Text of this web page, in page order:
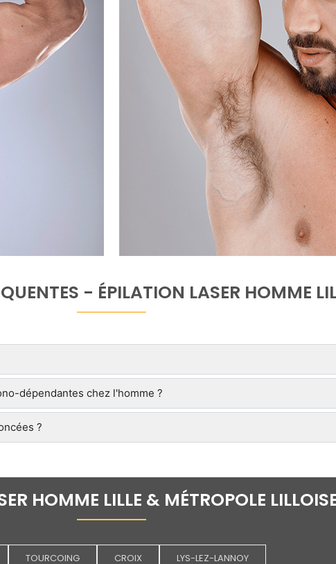
- ÉPILATION LASER HOMME
dépendantes chez l'homme ?
?
HOMME LILLE & MÉTROPOLE
TOURCOING CROIX LYS-LEZ-LANNOY